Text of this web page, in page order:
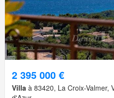
2 395 000 €
Villa à 83420, La Croix-Valmer,